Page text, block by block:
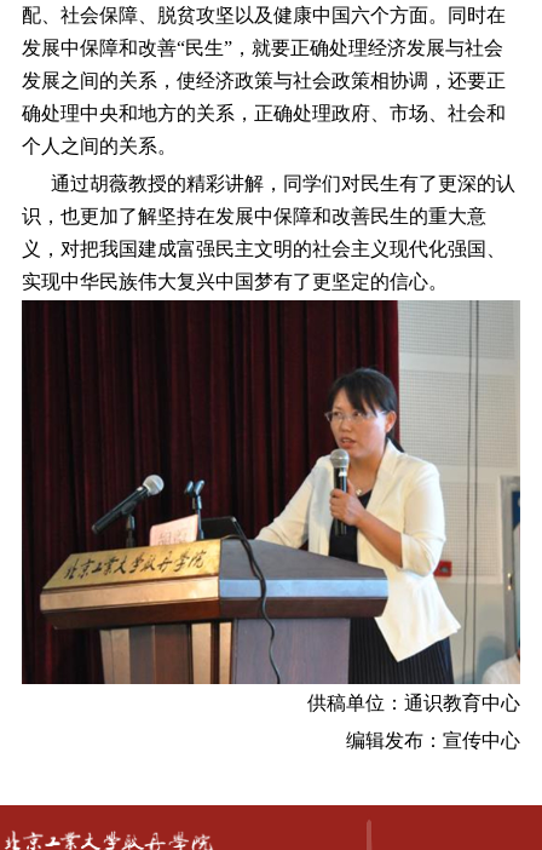
配、社会保障、脱贫攻坚以及健康中国六个方面。同时在
发展中保障和改善“民生”，就要正确处理经济发展与社会
发展之间的关系，使经济政策与社会政策相协调，还要正
确处理中央和地方的关系，正确处理政府、市场、社会和
个人之间的关系。
通过胡薇教授的精彩讲解，同学们对民生有了更深的认
识，也更加了解坚持在发展中保障和改善民生的重大意
义，对把我国建成富强民主文明的社会主义现代化强国、
实现中华民族伟大复兴中国梦有了更坚定的信心。
供稿单位：通识教育中心
编辑发布：宣传中心